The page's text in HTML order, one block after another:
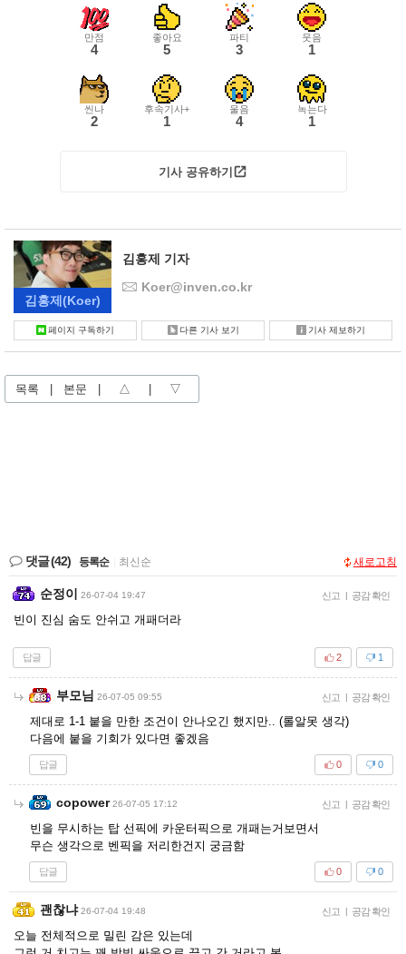
만점
4
좋아요
5
파티
3
웃음
1
씬나
2
후속기사+
1
울음
4
녹는다
1
기사 공유하기
김홍제 (Koer)
김홍제 기자
Koer@inven.co.kr
페이지 구독하기 다른 기사 보기 기사 제보하기
목록 본문 △ ▽
댓글(42) 등록순 최신순 새로고침
순정이 26-07-04 19:47 신고 | 공감 확인
빈이 진심 숨도 안쉬고 개패더라
답글 1
2
부모님 26-07-05 09:55 신고 | 공감 확인
제대로 1-1 붙을 만한 조건이 안나오긴 했지만.. (롤알못 생각)
다음에 붙을 기회가 있다면 좋겠음
답글 0
0
copower 26-07-05 17:12 신고 | 공감 확인
빈을 무시하는 탑 선픽에 카운터픽으로 개패는거보면서
무슨 생각으로 벤픽을 저리한건지 궁금함
답글 0
0
괜찮냐 26-07-04 19:48 신고 | 공감 확인
오늘 전체적으로 밀린 감은 있는데